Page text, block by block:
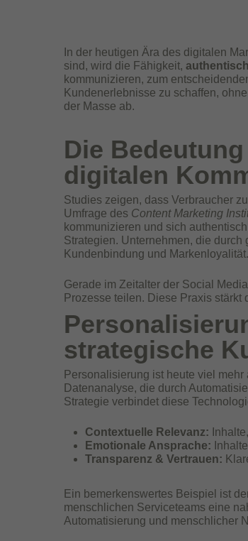
In der heutigen Ära des digitalen
sind, wird die Fähigkeit,
kommunizieren, zum
Kundenerlebnisse zu schaffen,
der Masse ab.
Die
digitalen
Studies zeigen, dass Verbraucher
Umfrage des Content Marketing
kommunizieren und sich
Strategien. Unternehmen, die
Kundenbindung und Markenloyalität.
Gerade im Zeitalter der Social
Prozesse teilen. Diese Praxis
strategische
Personalisierung ist heute viel
Datenanalyse, die durch
Strategie verbindet diese
Contextuelle Relevanz:
Emotionale Ansprache:
Transparenz & Vertrauen:
Ein bemerkenswertes Beispiel ist
menschlichen Serviceteams eine
Automatisierung und menschlicher